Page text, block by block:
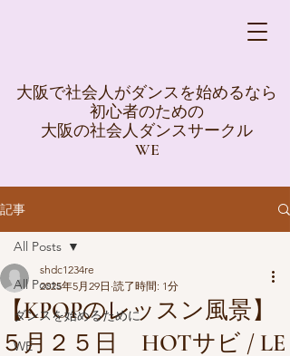
大阪で社会人がダンスを始めるなら
初心者のための
大阪の社会人ダンスサークル
WE
記事
All Posts
ダンスを始めるために
WE
All Posts
【KPOPのレッスン風景】
５月２５日 HOTサビ / LE
shdc1234re
2025年5月29日 読了時間: 1分